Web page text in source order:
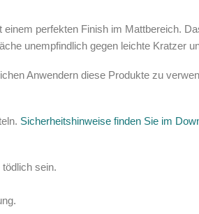
perfekten Finish im Mattbereich.
unempfindlich gegen leichte Kratzer
Anwendern diese Produkte zu
Sicherheitshinweise finden Sie im
sein.